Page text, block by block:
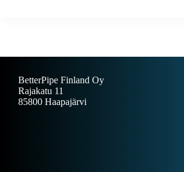
BetterPipe Finland Oy
Rajakatu 11
85800 Haapajärvi